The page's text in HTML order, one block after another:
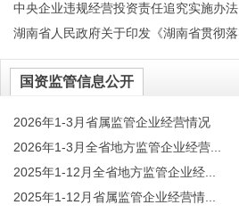
中央企业违规经营投资责任追究实施办法
国资监管信息公开
2026年1-3月省属监管企业经营情况
2026年1-3月全省地方监管企业经营...
2025年1-12月全省地方监管企业经...
2025年1-12月省属监管企业经营情...